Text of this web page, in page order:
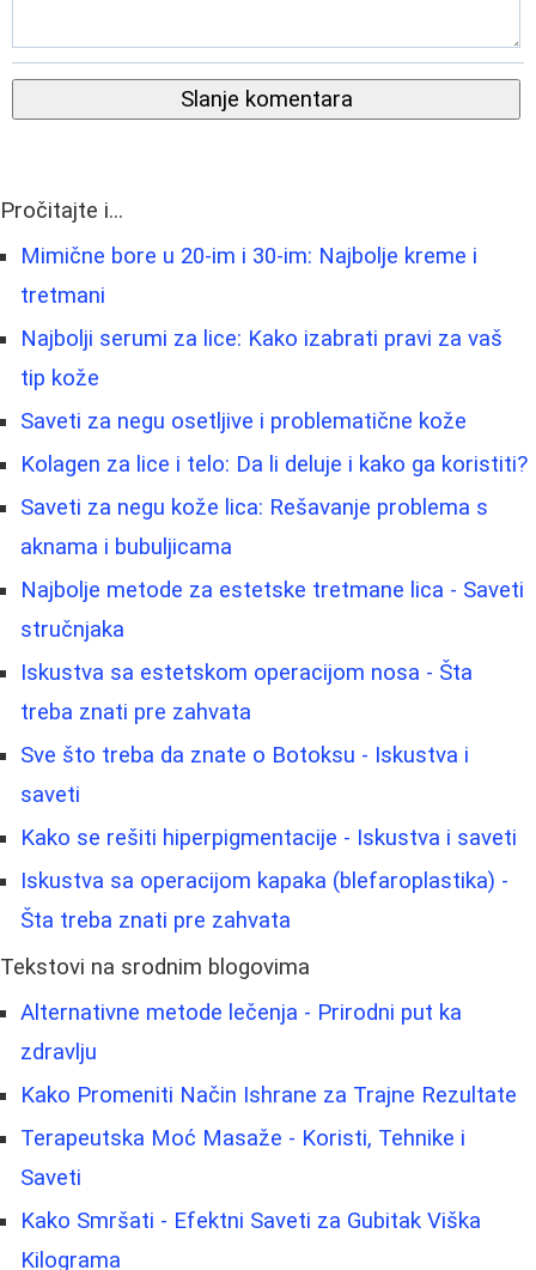
Slanje komentara
Pročitajte i...
Mimične bore u 20-im i 30-im: Najbolje kreme i
tretmani
Najbolji serumi za lice: Kako izabrati pravi za vaš
tip kože
Saveti za negu osetljive i problematične kože
Kolagen za lice i telo: Da li deluje i kako ga koristiti?
Saveti za negu kože lica: Rešavanje problema s
aknama i bubuljicama
Najbolje metode za estetske tretmane lica - Saveti
stručnjaka
Iskustva sa estetskom operacijom nosa - Šta
treba znati pre zahvata
Sve što treba da znate o Botoksu - Iskustva i
saveti
Kako se rešiti hiperpigmentacije - Iskustva i saveti
Iskustva sa operacijom kapaka (blefaroplastika) -
Šta treba znati pre zahvata
Tekstovi na srodnim blogovima
Alternativne metode lečenja - Prirodni put ka
zdravlju
Kako Promeniti Način Ishrane za Trajne Rezultate
Terapeutska Moć Masaže - Koristi, Tehnike i
Saveti
Kako Smršati - Efektni Saveti za Gubitak Viška
Kilograma